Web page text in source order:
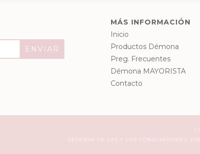
MÁS INFORMACIÓN
Inicio
Productos Démona
Preg. Frecuentes
Démona MAYORISTA
Contacto
DEFENSA DE LAS Y LOS CONSUMIDORES.